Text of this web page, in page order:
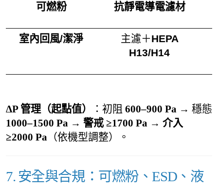
可燃粉 抗靜電導電濾材
室內回風/潔淨 主濾＋HEPA
H13/H14
ΔP 管理（起點值） ：初阻 600–900 Pa → 穩態
1000–1500 Pa → 警戒 ≥1700 Pa → 介入
≥2000 Pa （依機型調整）。
7. 安全與合規：可燃粉、ESD、液